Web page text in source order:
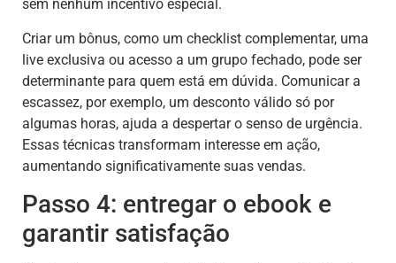
sem nenhum incentivo especial.
Criar um bônus, como um checklist complementar, uma
live exclusiva ou acesso a um grupo fechado, pode ser
determinante para quem está em dúvida. Comunicar a
escassez, por exemplo, um desconto válido só por
algumas horas, ajuda a despertar o senso de urgência.
Essas técnicas transformam interesse em ação,
aumentando significativamente suas vendas.
Passo 4: entregar o ebook e
garantir satisfação